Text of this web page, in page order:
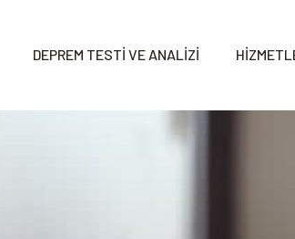
DEPREM TESTİ VE ANALİZİ